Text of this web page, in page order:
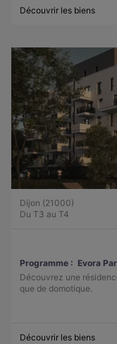
Découvrir les biens
Dijon (21000)
Du T3 au T4
Programme : Evora
Découvrez une
que de domotique.
Découvrir les biens